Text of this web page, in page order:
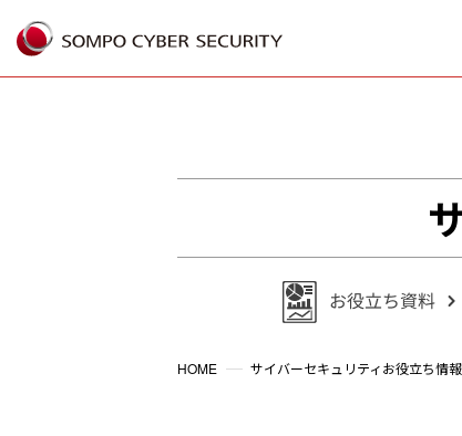
HOME サイバーセキュリティお役立ち情報